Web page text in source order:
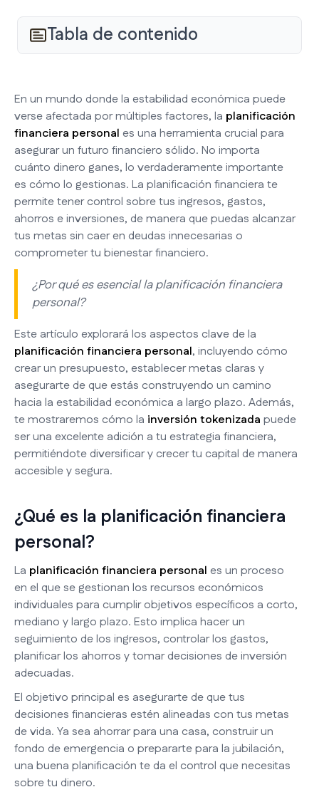
Tabla de contenido
En un mundo donde la estabilidad económica puede
verse afectada por múltiples factores, la planificación
financiera personal es una herramienta crucial para
asegurar un futuro financiero sólido. No importa
cuánto dinero ganes, lo verdaderamente importante
es cómo lo gestionas. La planificación financiera te
permite tener control sobre tus ingresos, gastos,
ahorros e inversiones, de manera que puedas alcanzar
tus metas sin caer en deudas innecesarias o
comprometer tu bienestar financiero.
¿Por qué es esencial la planificación financiera
personal?
Este artículo explorará los aspectos clave de la
planificación financiera personal, incluyendo cómo
crear un presupuesto, establecer metas claras y
asegurarte de que estás construyendo un camino
hacia la estabilidad económica a largo plazo. Además,
te mostraremos cómo la inversión tokenizada puede
ser una excelente adición a tu estrategia financiera,
permitiéndote diversificar y crecer tu capital de manera
accesible y segura.
¿Qué es la planificación financiera
personal?
La planificación financiera personal es un proceso
en el que se gestionan los recursos económicos
individuales para cumplir objetivos específicos a corto,
mediano y largo plazo. Esto implica hacer un
seguimiento de los ingresos, controlar los gastos,
planificar los ahorros y tomar decisiones de inversión
adecuadas.
El objetivo principal es asegurarte de que tus
decisiones financieras estén alineadas con tus metas
de vida. Ya sea ahorrar para una casa, construir un
fondo de emergencia o prepararte para la jubilación,
una buena planificación te da el control que necesitas
sobre tu dinero.